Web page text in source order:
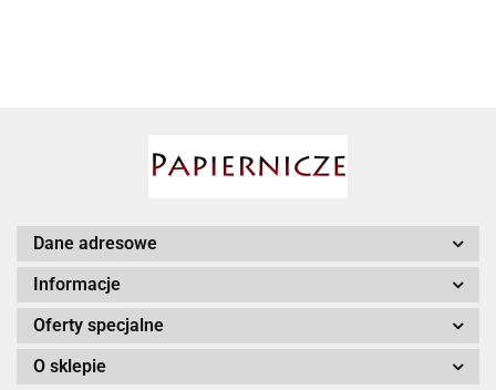
Dane adresowe
Informacje
Oferty specjalne
O sklepie